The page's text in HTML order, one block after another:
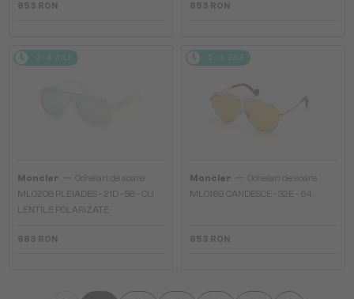
853 RON 853 RON
2-4 ZILE
Moncler
Ochelari de soare
ML0208 PLEIADES - 21D - 58 - CU
LENTILE POLARIZATE
983 RON
2-4 ZILE
Moncler
Ochelari de soare
ML0169 CANDESCE - 32E - 64
853 RON